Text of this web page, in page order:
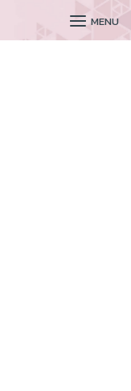
MENU